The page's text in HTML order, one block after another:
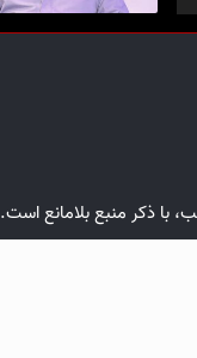
با ذکر منبع بلامانع است.